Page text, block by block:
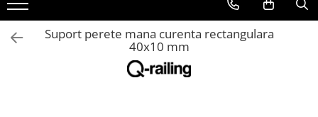
Amortizoare pardoseala
Feronerie usi pivotante
Suport perete mana curenta rectangulara
40x10 mm